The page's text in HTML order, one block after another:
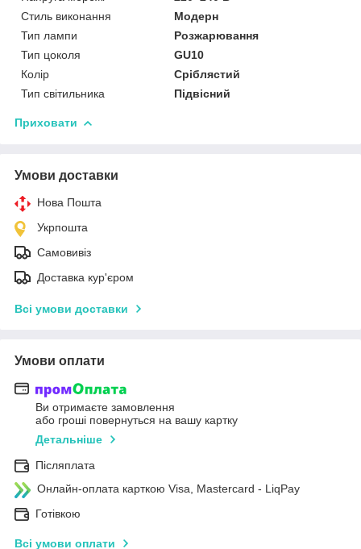
Стиль виконання
Модерн
Тип лампи
Розжарювання
Тип цоколя
GU10
Колір
Сріблястий
Тип світильника
Підвісний
Приховати
Умови доставки
Нова Пошта
Укрпошта
Самовивіз
Доставка кур'єром
Всі умови доставки
Умови оплати
Ви отримаєте замовлення
або гроші повернуться на вашу картку
Детальніше
Післяплата
Онлайн-оплата карткою Visa, Mastercard - LiqPay
Готівкою
Всі умови оплати